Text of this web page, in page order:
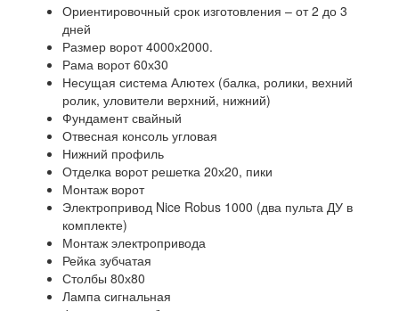
Ориентировочный срок изготовления – от 2 до 3
дней
Размер ворот 4000х2000.
Рама ворот 60х30
Несущая система Алютех (балка, ролики, вехний
ролик, уловители верхний, нижний)
Фундамент свайный
Отвесная консоль угловая
Нижний профиль
Отделка ворот решетка 20х20, пики
Монтаж ворот
Электропривод Nice Robus 1000 (два пульта ДУ в
комплекте)
Монтаж электропривода
Рейка зубчатая
Столбы 80х80
Лампа сигнальная